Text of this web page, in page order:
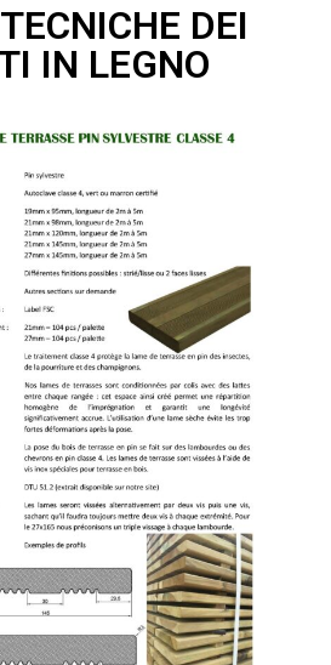
DEI
IN LEGNO